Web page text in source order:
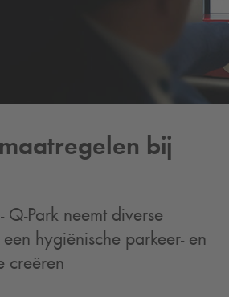
bij
Q-Park neemt diverse
hygiënische parkeer- en
creëren